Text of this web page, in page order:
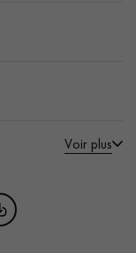
Voir plus